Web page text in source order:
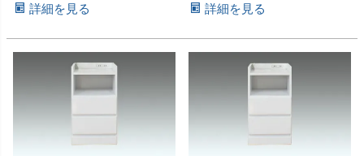
詳細を見る 詳細を見る